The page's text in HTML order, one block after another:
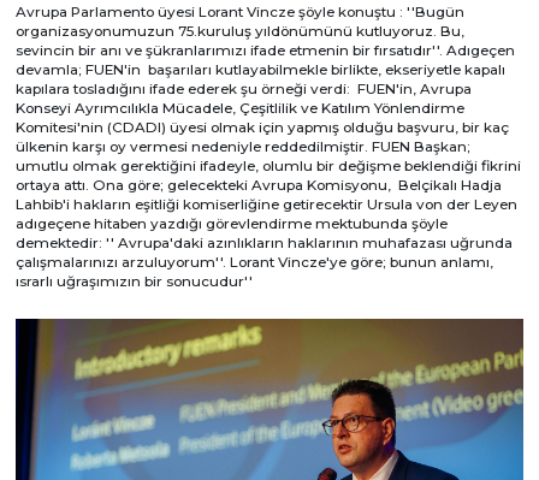
Avrupa Parlamento üyesi Lorant Vincze şöyle konuştu : ''Bugün
organizasyonumuzun 75.kuruluş yıldönümünü kutluyoruz. Bu,
sevincin bir anı ve şükranlarımızı ifade etmenin bir fırsatıdır''. Adıgeçen
devamla; FUEN'in başarıları kutlayabilmekle birlikte, ekseriyetle kapalı
kapılara tosladığını ifade ederek şu örneği verdi: FUEN'in, Avrupa
Konseyi Ayrımcılıkla Mücadele, Çeşitlilik ve Katılım Yönlendirme
Komitesi'nin (CDADI) üyesi olmak için yapmış olduğu başvuru, bir kaç
ülkenin karşı oy vermesi nedeniyle reddedilmiştir. FUEN Başkan;
umutlu olmak gerektiğini ifadeyle, olumlu bir değişme beklendiği fikrini
ortaya attı. Ona göre; gelecekteki Avrupa Komisyonu, Belçikalı Hadja
Lahbib'i hakların eşitliği komiserliğine getirecektir Ursula von der Leyen
adıgeçene hitaben yazdığı görevlendirme mektubunda şöyle
demektedir: '' Avrupa'daki azınlıkların haklarının muhafazası uğrunda
çalışmalarınızı arzuluyorum''. Lorant Vincze'ye göre; bunun anlamı,
ısrarlı uğraşımızın bir sonucudur''